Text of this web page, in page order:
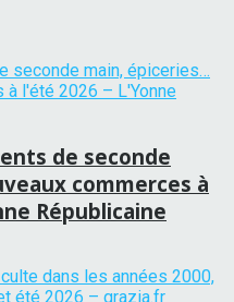
de seconde
commerces à
Républicaine